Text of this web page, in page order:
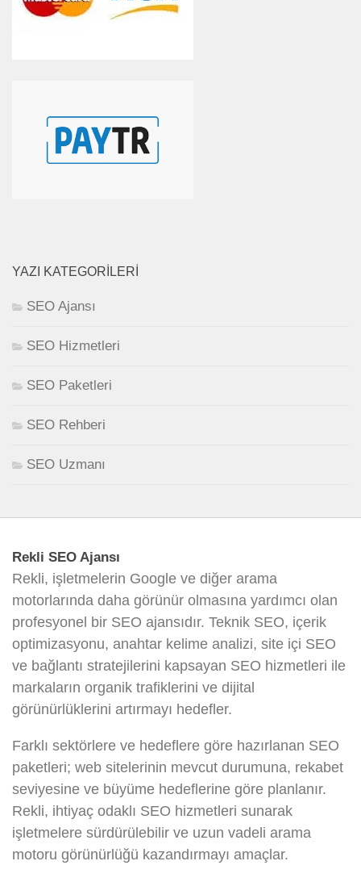
YAZI KATEGORILERI
SEO Ajansı
SEO Hizmetleri
SEO Paketleri
SEO Rehberi
SEO Uzmanı
Rekli SEO Ajansı
Rekli, işletmelerin Google ve diğer arama
motorlarında daha görünür olmasına yardımcı olan
profesyonel bir SEO ajansıdır. Teknik SEO, içerik
optimizasyonu, anahtar kelime analizi, site içi SEO
ve bağlantı stratejilerini kapsayan SEO hizmetleri ile
markaların organik trafiklerini ve dijital
görünürlüklerini artırmayı hedefler.
Farklı sektörlere ve hedeflere göre hazırlanan SEO
paketleri; web sitelerinin mevcut durumuna, rekabet
seviyesine ve büyüme hedeflerine göre planlanır.
Rekli, ihtiyaç odaklı SEO hizmetleri sunarak
işletmelere sürdürülebilir ve uzun vadeli arama
motoru görünürlüğü kazandırmayı amaçlar.